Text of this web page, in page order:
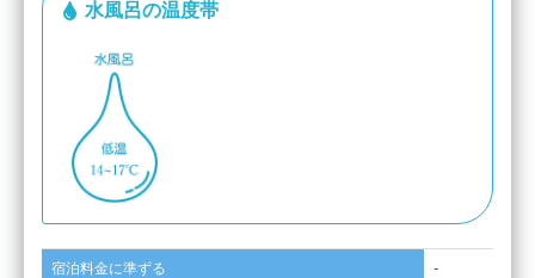
水風呂の温度帯
宿泊料金に準ずる -